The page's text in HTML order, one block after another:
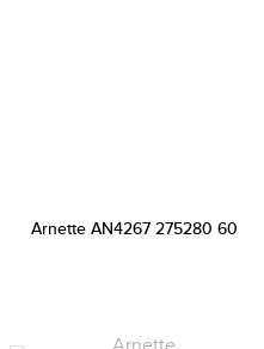
Arnette AN4267 275280 60